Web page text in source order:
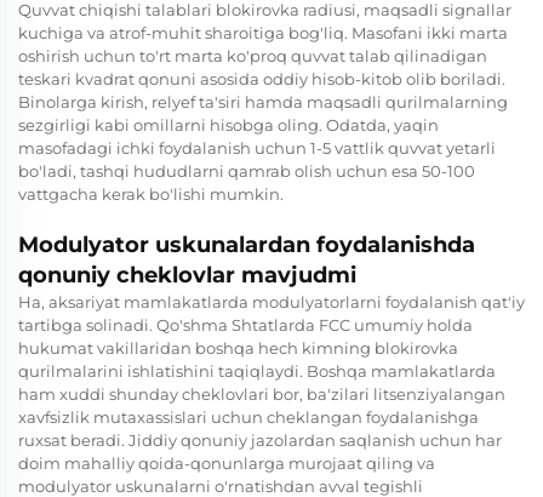
Quvvat chiqishi talablari blokirovka radiusi, maqsadli signallar
kuchiga va atrof-muhit sharoitiga bog'liq. Masofani ikki marta
oshirish uchun to'rt marta ko'proq quvvat talab qilinadigan
teskari kvadrat qonuni asosida oddiy hisob-kitob olib boriladi.
Binolarga kirish, relyef ta'siri hamda maqsadli qurilmalarning
sezgirligi kabi omillarni hisobga oling. Odatda, yaqin
masofadagi ichki foydalanish uchun 1-5 vattlik quvvat yetarli
bo'ladi, tashqi hududlarni qamrab olish uchun esa 50-100
vattgacha kerak bo'lishi mumkin.
Modulyator uskunalardan foydalanishda
qonuniy cheklovlar mavjudmi
Ha, aksariyat mamlakatlarda modulyatorlarni foydalanish qat'iy
tartibga solinadi. Qo'shma Shtatlarda FCC umumiy holda
hukumat vakillaridan boshqa hech kimning blokirovka
qurilmalarini ishlatishini taqiqlaydi. Boshqa mamlakatlarda
ham xuddi shunday cheklovlari bor, ba'zilari litsenziyalangan
xavfsizlik mutaxassislari uchun cheklangan foydalanishga
ruxsat beradi. Jiddiy qonuniy jazolardan saqlanish uchun har
doim mahalliy qoida-qonunlarga murojaat qiling va
modulyator uskunalarni o'rnatishdan avval tegishli